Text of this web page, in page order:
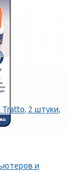
2 штуки,
и